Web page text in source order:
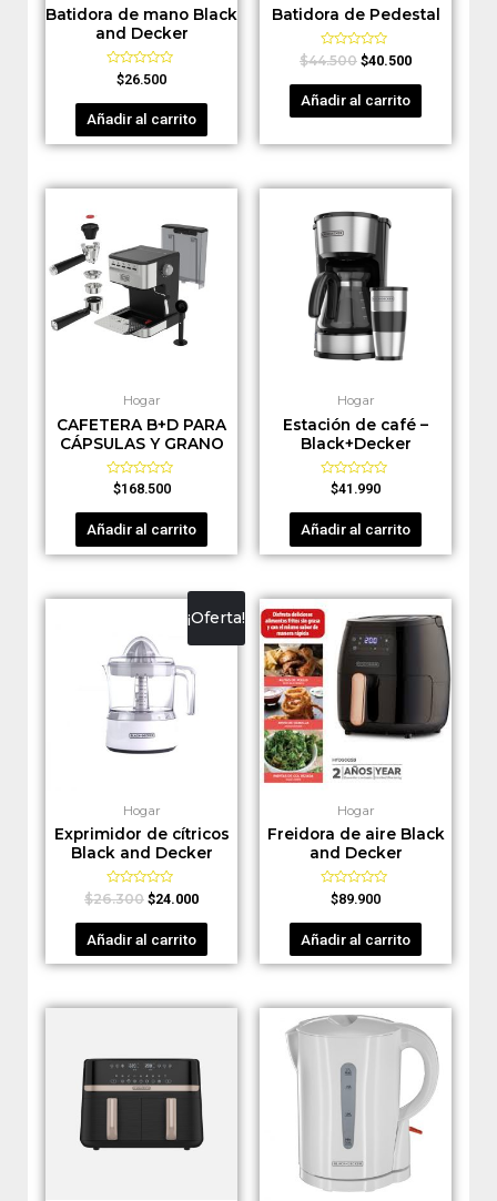
Batidora de mano Black
and Decker
Valorado
en
0
5
$26.500
Añadir al carrito
Batidora de Pedestal
Valorado
en
0
5
$44.500 $40.500
Añadir al carrito
Hogar
CAFETERA B+D PARA
CÁPSULAS Y GRANO
Valorado
en
0
5
$168.500
Añadir al carrito
Hogar
Estación de café –
Black+Decker
Valorado
0
5
$41.990
Añadir al carrito
¡Oferta!
Hogar
Exprimidor de cítricos
Black and Decker
Valorado
en
0
5
$26.300 $24.000
Añadir al carrito
Hogar
Freidora de aire Black
and Decker
Valorado
en
0
5
$89.900
Añadir al carrito